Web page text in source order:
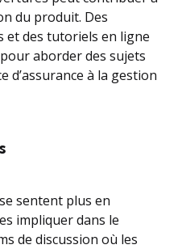
du produit. Des
et des tutoriels en ligne
aborder des sujets
d’assurance à la gestion
sentent plus en
impliquer dans le
de discussion où les